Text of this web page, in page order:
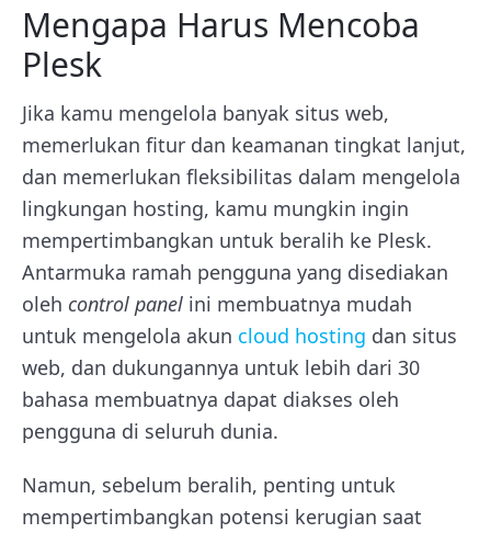
Mengapa Harus Mencoba
Plesk
Jika kamu mengelola banyak situs web,
memerlukan fitur dan keamanan tingkat lanjut,
dan memerlukan fleksibilitas dalam mengelola
lingkungan hosting, kamu mungkin ingin
mempertimbangkan untuk beralih ke Plesk.
Antarmuka ramah pengguna yang disediakan
oleh control panel ini membuatnya mudah
untuk mengelola akun cloud hosting dan situs
web, dan dukungannya untuk lebih dari 30
bahasa membuatnya dapat diakses oleh
pengguna di seluruh dunia.
Namun, sebelum beralih, penting untuk
mempertimbangkan potensi kerugian saat